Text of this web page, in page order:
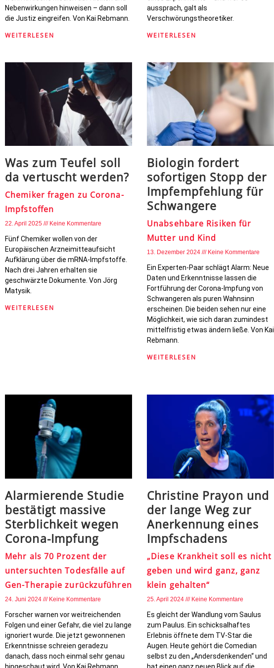
Nebenwirkungen hinweisen – dann soll
die Justiz eingreifen. Von Kai Rebmann.
WEITERLESEN
aussprach, galt als
Verschwörungstheoretiker.
WEITERLESEN
Was zum Teufel soll
da vertuscht werden?
Chemiker fragen zu Corona-
Impfstoffen
22. April 2025 Keine Kommentare
Fünf Chemiker wollen von der
Europäischen Arzneimitteaufsicht
Aufklärung über die mRNA-Impfstoffe.
Nach drei Jahren erhalten sie
geschwärzte Dokumente. Von Jörg
Matysik.
WEITERLESEN
Biologin fordert
sofortigen Stopp der
Impfempfehlung für
Schwangere
Unabsehbare Risiken für
Mutter und Kind
13. Dezember 2024 Keine Kommentare
Ein Experten-Paar schlägt Alarm: Neue
Daten und Erkenntnisse lassen die
Fortführung der Corona-Impfung von
Schwangeren als puren Wahnsinn
erscheinen. Die beiden sehen nur eine
Möglichkeit, wie sich daran zumindest
mittelfristig etwas ändern ließe. Von Kai
Rebmann.
WEITERLESEN
Alarmierende Studie
bestätigt massive
Sterblichkeit wegen
Corona-Impfung
Mehr als 70 Prozent der
untersuchten Todesfälle auf
Gen-Therapie zurückzuführen
24. Juni 2024 Keine Kommentare
Forscher warnen vor weitreichenden
Folgen und einer Gefahr, die viel zu lange
ignoriert wurde. Die jetzt gewonnenen
Erkenntnisse schreien geradezu
danach, dass noch einmal sehr genau
Christine Prayon und
der lange Weg zur
Anerkennung eines
Impfschadens
„Diese Krankheit soll es nicht
geben und wird ganz, ganz
klein gehalten“
25. April 2024 Keine Kommentare
Es gleicht der Wandlung vom Saulus
zum Paulus. Ein schicksalhaftes
Erlebnis öffnete dem TV-Star die
Augen. Heute gehört die Comedian
selbst zu den „Andersdenkenden“ und